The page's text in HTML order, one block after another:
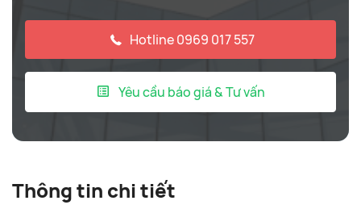
Hotline 0969 017 557
Yêu cầu báo giá & Tư vấn
Thông tin chi tiết